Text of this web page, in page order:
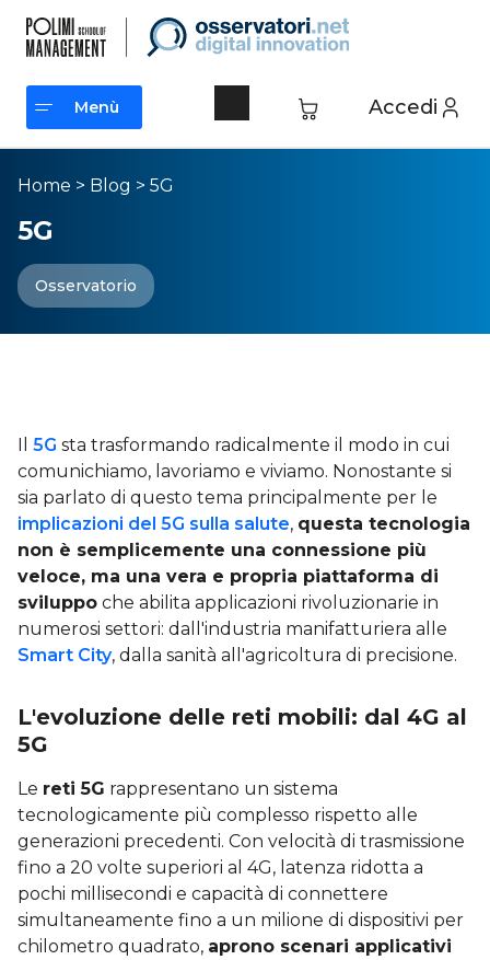
Accedi
Menù
Menù
Home > Blog > 5G
5G
Osservatorio
Il 5G sta trasformando radicalmente il modo in cui
comunichiamo, lavoriamo e viviamo. Nonostante si
sia parlato di questo tema principalmente per le
implicazioni del 5G sulla salute, questa tecnologia
non è semplicemente una connessione più
veloce, ma una vera e propria piattaforma di
sviluppo che abilita applicazioni rivoluzionarie in
numerosi settori: dall'industria manifatturiera alle
Smart City, dalla sanità all'agricoltura di precisione.
L'evoluzione delle reti mobili: dal 4G al
5G
Le reti 5G rappresentano un sistema
tecnologicamente più complesso rispetto alle
generazioni precedenti. Con velocità di trasmissione
fino a 20 volte superiori al 4G, latenza ridotta a
pochi millisecondi e capacità di connettere
simultaneamente fino a un milione di dispositivi per
chilometro quadrato, aprono scenari applicativi